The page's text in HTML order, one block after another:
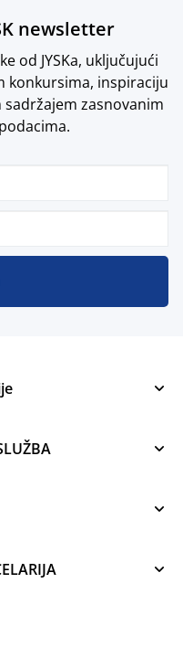
newsletter
od JYSKa, uključujući
konkursima, inspiraciju
zasnovanim